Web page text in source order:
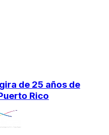
de 25 años de
Rico